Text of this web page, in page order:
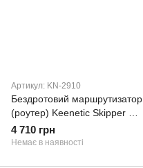
Артикул: KN-2910
Бездротовий маршрутизатор
(роутер) Keenetic Skipper 4G
(KN-2910)
4 710 грн
Немає в наявності